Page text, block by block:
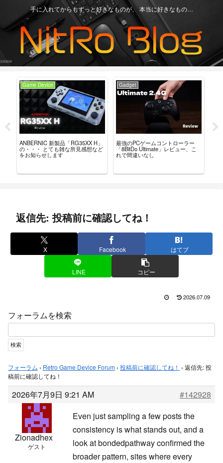
手に入れてからもずっと好きなものが、 本当に好きなもの…
Game Device
ANBERNIC 新製品「RG35XX H」
の・・・ とても雑な所見感想など
をお知らせします
Gadget
最強のPCゲームコントローラー
「8BitDo Ultimate」レビュー、こ
れで間違いなし
返信先: 投稿前に確認してね！
X Facebook はてブ
LINE コピー
2026.07.09
フォーラムを検索
フォーラム › Retro Game Device Forum › 投稿前に確認してね！ › 返信先: 投
稿前に確認してね！
2026年7月9日 9:21 AM #142928
Zionadhex
ゲスト
Even just sampling a few posts the
consistency is what stands out, and a
look atbondedpathway confirmed the
broader pattern, sites where every